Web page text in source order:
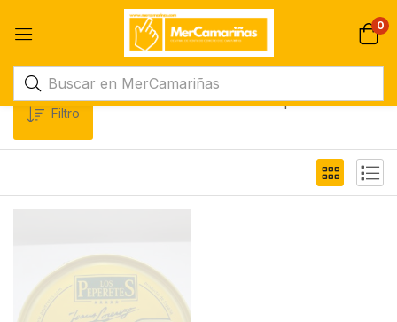
0
Filtro
Ordenar por los últimos